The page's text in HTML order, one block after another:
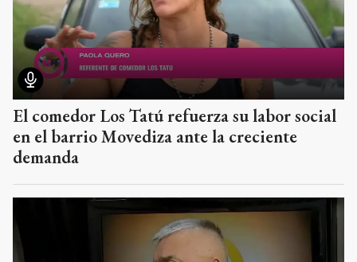
El comedor Los Tatú refuerza su labor social
en el barrio Movediza ante la creciente
demanda